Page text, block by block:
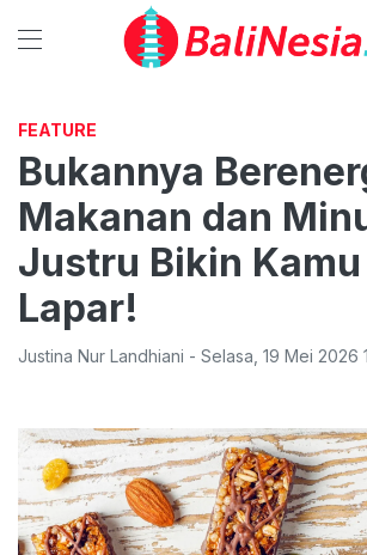
FEATURE
Bukannya
Makanan dan
Justru Bikin
Lapar!
Justina Nur Landhiani - Selasa 19 Mei 2026